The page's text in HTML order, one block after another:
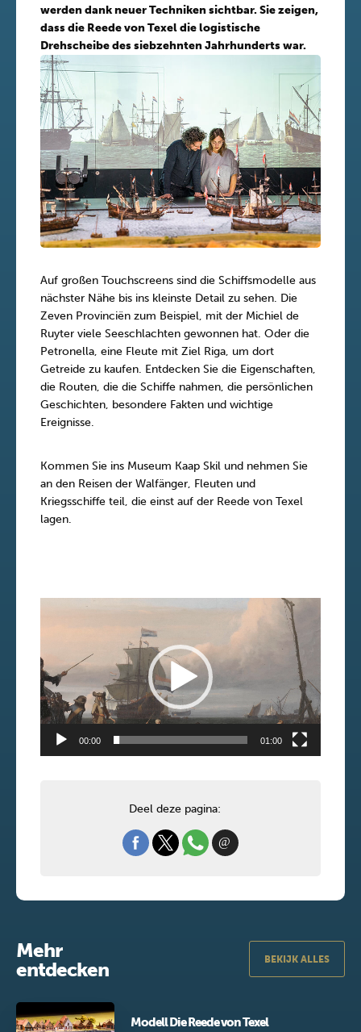
werden dank neuer Techniken sichtbar. Sie zeigen,
dass die Reede von Texel die logistische
Drehscheibe des siebzehnten Jahrhunderts war.
Auf großen Touchscreens sind die Schiffsmodelle aus
nächster Nähe bis ins kleinste Detail zu sehen. Die
Zeven Provinciën zum Beispiel, mit der Michiel de
Ruyter viele Seeschlachten gewonnen hat. Oder die
Petronella, eine Fleute mit Ziel Riga, um dort
Getreide zu kaufen. Entdecken Sie die Eigenschaften,
die Routen, die die Schiffe nahmen, die persönlichen
Geschichten, besondere Fakten und wichtige
Ereignisse.
Kommen Sie ins Museum Kaap Skil und nehmen Sie
an den Reisen der Walfänger, Fleuten und
Kriegsschiffe teil, die einst auf der Reede von Texel
lagen.
00:00 01:00
Deel deze pagina:
Mehr
entdecken
BEKIJK ALLES
Modell Die Reede von Texel